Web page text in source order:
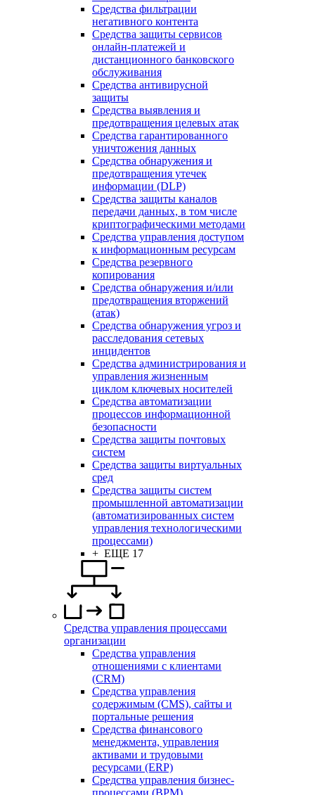
Средства фильтрации
негативного контента
Средства защиты сервисов
онлайн-платежей и
дистанционного банковского
обслуживания
Средства антивирусной
защиты
Средства выявления и
предотвращения целевых атак
Средства гарантированного
уничтожения данных
Средства обнаружения и
предотвращения утечек
информации (DLP)
Средства защиты каналов
передачи данных, в том числе
криптографическими методами
Средства управления доступом
к информационным ресурсам
Средства резервного
копирования
Средства обнаружения и/или
предотвращения вторжений
(атак)
Средства обнаружения угроз и
расследования сетевых
инцидентов
Средства администрирования и
управления жизненным
циклом ключевых носителей
Средства автоматизации
процессов информационной
безопасности
Средства защиты почтовых
систем
Средства защиты виртуальных
сред
Средства защиты систем
промышленной автоматизации
(автоматизированных систем
управления технологическими
процессами)
+ ЕЩЕ 17
Средства управления процессами
организации
Средства управления
отношениями с клиентами
(CRM)
Средства управления
содержимым (CMS), сайты и
портальные решения
Средства финансового
менеджмента, управления
активами и трудовыми
ресурсами (ERP)
Средства управления бизнес-
процессами (BPM)